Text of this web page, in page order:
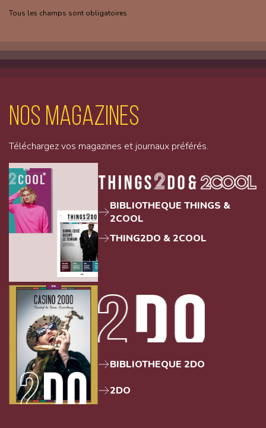
Tous les champs sont obligatoires
Nos magazines
Téléchargez vos magazines et journaux préférés.
BIBLIOTHEQUE THINGS &
2COOL
THING2DO & 2COOL
BIBLIOTHEQUE 2DO
2DO